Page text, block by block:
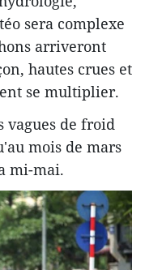
sera complexe
arriveront
hautes crues et
se multiplier.
vagues de froid
mois de mars
mi-mai.